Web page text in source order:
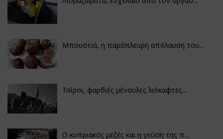
Μπουστιά, η παράπλευρη απόλαυση του...
Τσίροι, φαρδιές μένουλες λιόκαφτες...
Ο κυπριακός μεζές και η γεύση της π...